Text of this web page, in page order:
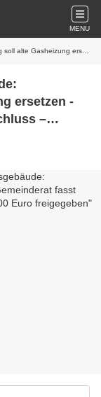
MENU
– Planungskosten bis 50.000 Euro freigegeben
ersetzen -
–